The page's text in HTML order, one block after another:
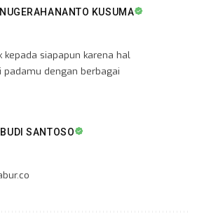
KUSUMA
kepada siapapun karena hal
padamu dengan berbagai
SANTOSO